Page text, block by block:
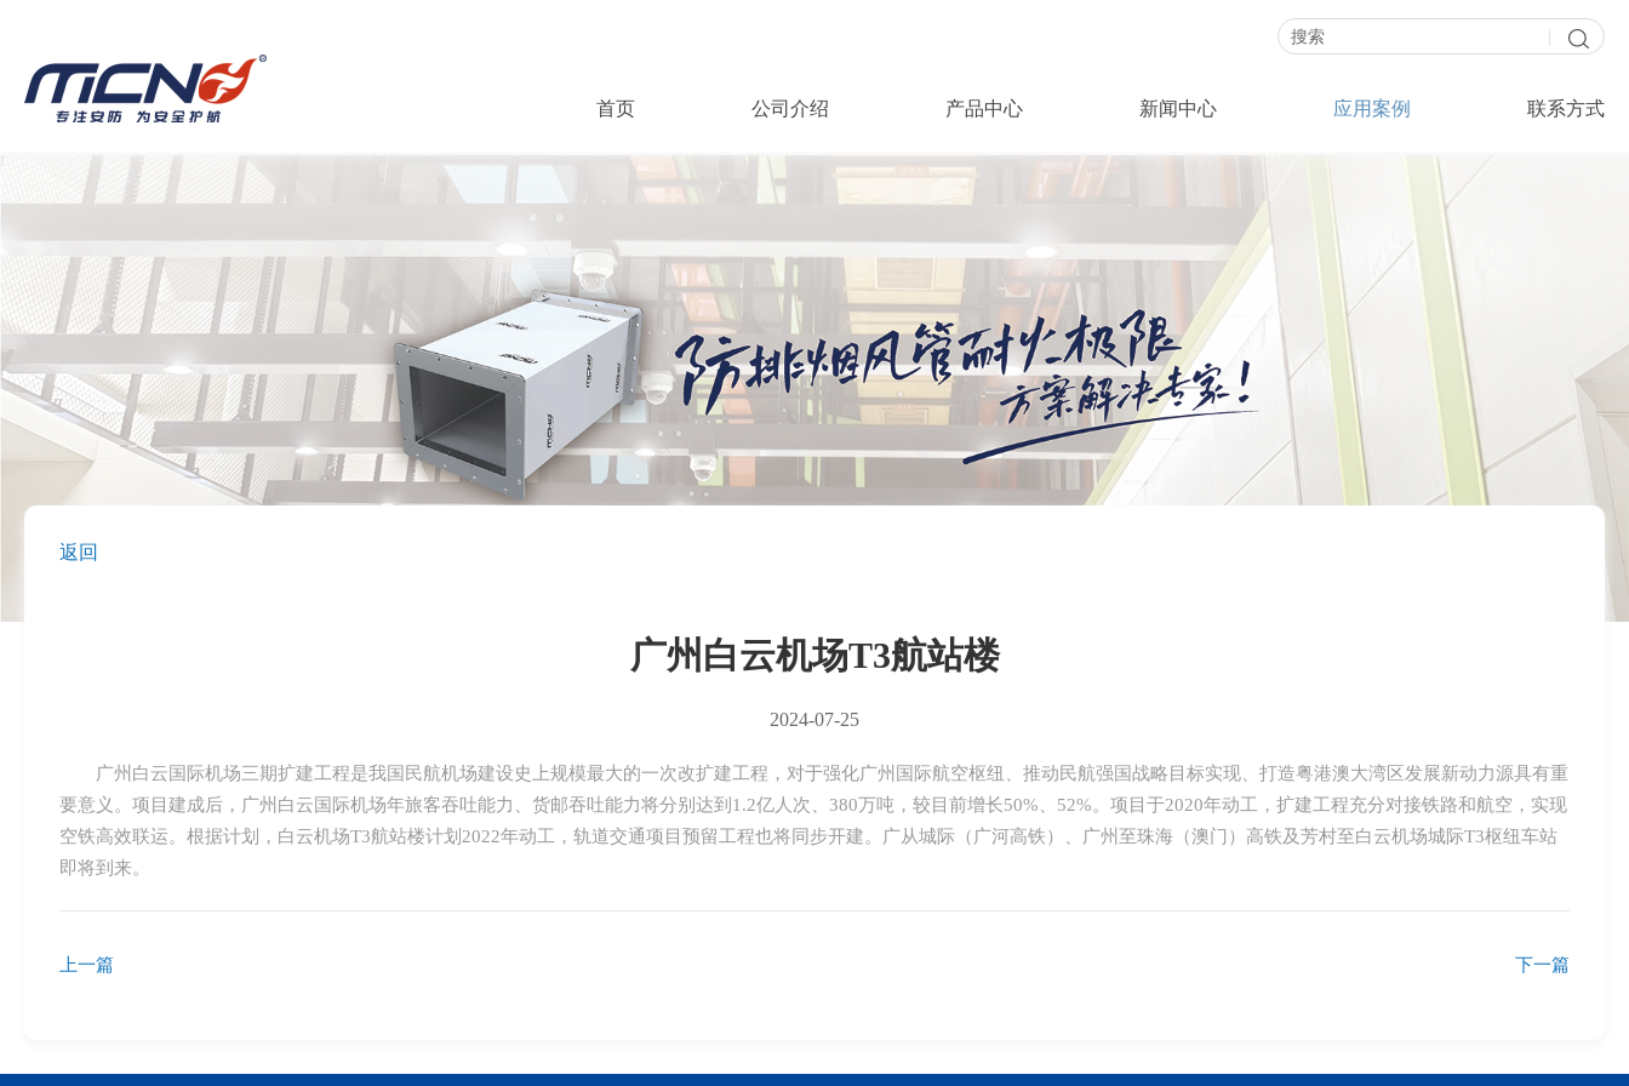
|
首页 公司介绍 产品中心 新闻中心 应用案例 联系方式
返回
广州白云机场T3航站楼
2024-07-25
广州白云国际机场三期扩建工程是我国民航机场建设史上规模最大的一次改扩建工程，对于强化广州国际航空枢纽、推动民航强国战略目标实现、打造粤港澳大湾区发展新动力源具有重
要意义。项目建成后，广州白云国际机场年旅客吞吐能力、货邮吞吐能力将分别达到1.2亿人次、380万吨，较目前增长50%、52%。项目于2020年动工，扩建工程充分对接铁路和航空，实现
空铁高效联运。根据计划，白云机场T3航站楼计划2022年动工，轨道交通项目预留工程也将同步开建。广从城际（广河高铁）、广州至珠海（澳门）高铁及芳村至白云机场城际T3枢纽车站
即将到来。
上一篇 下一篇